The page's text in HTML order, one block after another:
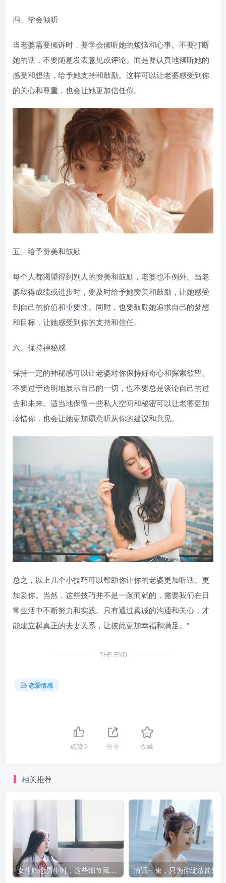
四、学会倾听
当老婆需要倾诉时，要学会倾听她的烦恼和心事。不要打断
她的话，不要随意发表意见或评论。而是要认真地倾听她的
感受和想法，给予她支持和鼓励。这样可以让老婆感受到你
的关心和尊重，也会让她更加信任你。
五、给予赞美和鼓励
每个人都渴望得到别人的赞美和鼓励，老婆也不例外。当老
婆取得成绩或进步时，要及时给予她赞美和鼓励，让她感受
到自己的价值和重要性。同时，也要鼓励她追求自己的梦想
和目标，让她感受到你的支持和信任。
六、保持神秘感
保持一定的神秘感可以让老婆对你保持好奇心和探索欲望。
不要过于透明地展示自己的一切，也不要总是谈论自己的过
去和未来。适当地保留一些私人空间和秘密可以让老婆更加
珍惜你，也会让她更加愿意听从你的建议和意见。
总之，以上几个小技巧可以帮助你让你的老婆更加听话、更
加爱你。当然，这些技巧并不是一蹴而就的，需要我们在日
常生活中不断努力和实践。只有通过真诚的沟通和关心，才
能建立起真正的夫妻关系，让彼此更加幸福和满足。”
THE END
恋爱情感
点赞9 分享 收藏
相关推荐
女生暗恋男生时，这些细节藏不住！